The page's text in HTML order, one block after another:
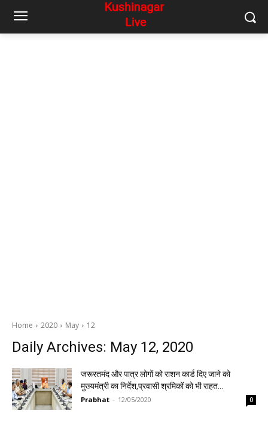
Home 2020 May 12
Daily Archives: May 12, 2020
जरूरतमंद और पात्र लोगों को राशन कार्ड दिए जाने को
मुख्यमंत्री का निर्देश,प्रवासी श्रमिकों को भी राहत…
Prabhat - 12/05/2020 0